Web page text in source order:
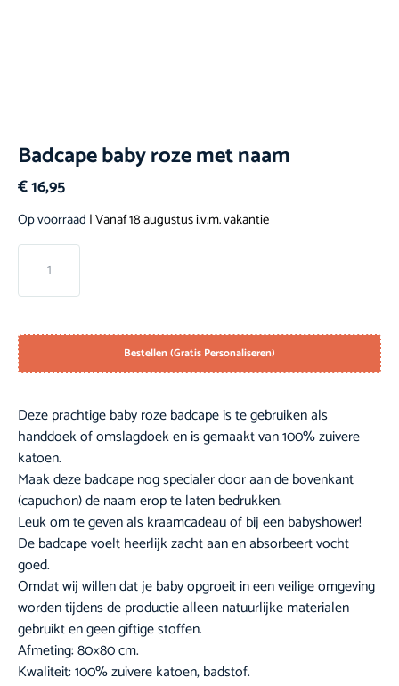
Badcape baby roze met naam
€16,95
Op voorraad | Vanaf 18 augustus i.v.m. vakantie
Bestellen (Gratis Personaliseren)
Deze prachtige baby roze badcape is te gebruiken als
handdoek of omslagdoek en is gemaakt van 100% zuivere
katoen.
Maak deze badcape nog specialer door aan de bovenkant
(capuchon) de naam erop te laten bedrukken.
Leuk om te geven als kraamcadeau of bij een babyshower!
De badcape voelt heerlijk zacht aan en absorbeert vocht
goed.
Omdat wij willen dat je baby opgroeit in een veilige omgeving
worden tijdens de productie alleen natuurlijke materialen
gebruikt en geen giftige stoffen.
Afmeting: 80×80 cm.
Kwaliteit: 100% zuivere katoen, badstof.